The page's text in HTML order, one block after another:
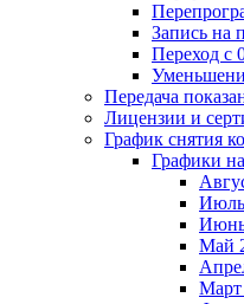
Запись на
Переход с
Передача
Лицензии и
График снятия
Графики
Май
Март